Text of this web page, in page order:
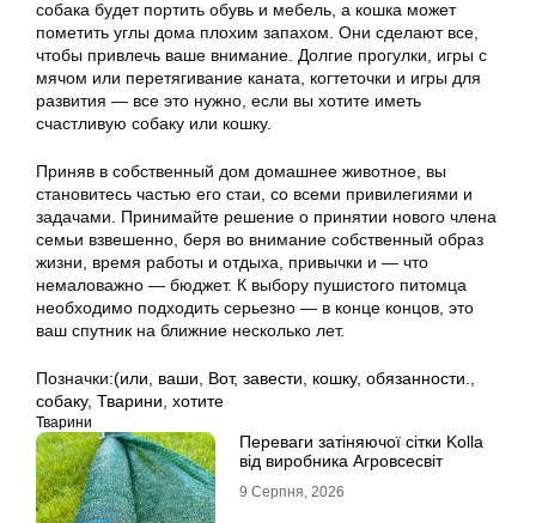
собака будет портить обувь и мебель, а кошка может
пометить углы дома плохим запахом. Они сделают все,
чтобы привлечь ваше внимание. Долгие прогулки, игры с
мячом или перетягивание каната, когтеточки и игры для
развития — все это нужно, если вы хотите иметь
счастливую собаку или кошку.
Приняв в собственный дом домашнее животное, вы
становитесь частью его стаи, со всеми привилегиями и
задачами. Принимайте решение о принятии нового члена
семьи взвешенно, беря во внимание собственный образ
жизни, время работы и отдыха, привычки и — что
немаловажно — бюджет. К выбору пушистого питомца
необходимо подходить серьезно — в конце концов, это
ваш спутник на ближние несколько лет.
Позначки:(или ваши Вот, завести кошку, обязанности.
собаку, Тварини хотите
Тварини
Переваги затіняючої сітки Kolla
від виробника Агровсесвіт
9 Серпня, 2026